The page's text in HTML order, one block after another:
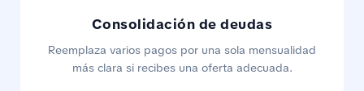
Consolidación de deudas
Reemplaza varios pagos por una sola mensualidad
más clara si recibes una oferta adecuada.